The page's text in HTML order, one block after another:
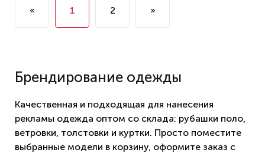
« 1 2 »
Брендирование одежды
Качественная и подходящая для нанесения
рекламы одежда оптом со склада: рубашки поло,
ветровки, толстовки и куртки. Просто поместите
выбранные модели в корзину, оформите заказ с